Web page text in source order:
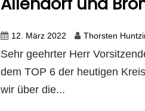
12. März 2022 Thorsten
Sehr geehrter Herr
dem TOP 6 der heutigen
wir über die...